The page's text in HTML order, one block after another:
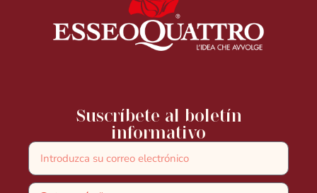
Suscríbete al boletín
informativo